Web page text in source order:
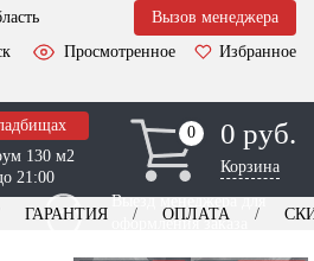
Вызов менеджера
Просмотренное
Избранное
130 м2
21:00
0
0 0 руб.
Корзина
Выезд менеджера для
оформления заказа
ГАРАНТИЯ ОПЛАТА